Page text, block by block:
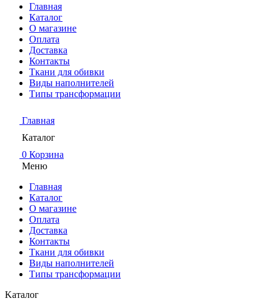
Главная
Каталог
О магазине
Оплата
Доставка
Контакты
Ткани для обивки
Виды наполнителей
Типы трансформации
Главная
Каталог
0 Корзина
Меню
Главная
Каталог
О магазине
Оплата
Доставка
Контакты
Ткани для обивки
Виды наполнителей
Типы трансформации
Kаталог